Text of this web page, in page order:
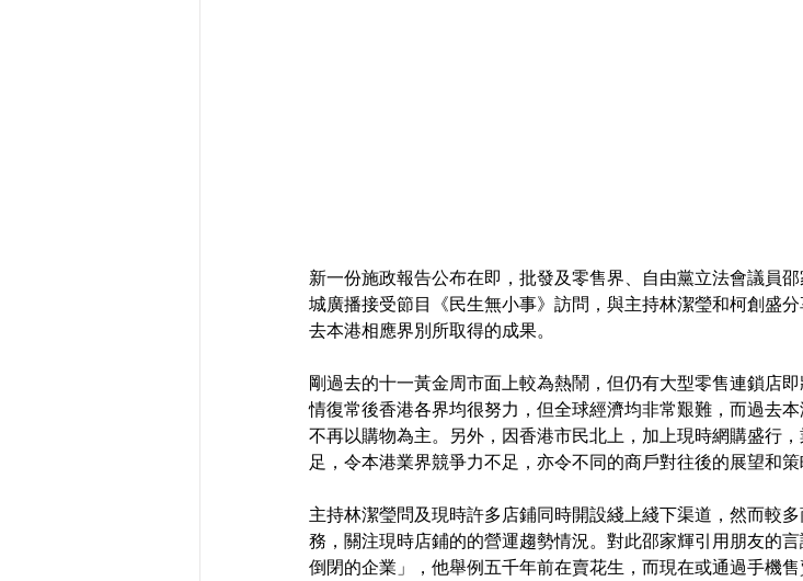
新一份施政報告公布在即，批發及零售界、自由黨立法會議員
城廣播接受節目《民生無小事》訪問，與主持林潔瑩和柯創盛
去本港相應界別所取得的成果。
剛過去的十一黃金周市面上較為熱鬧，但仍有大型零售連鎖店
情復常後香港各界均很努力，但全球經濟均非常艱難，而過去
不再以購物為主。另外，因香港市民北上，加上現時網購盛行
足，令本港業界競爭力不足，亦令不同的商戶對往後的展望和策
主持林潔瑩問及現時許多店鋪同時開設綫上綫下渠道，然而較
務，關注現時店鋪的的營運趨勢情況。對此邵家輝引用朋友的
倒閉的企業」，他舉例五千年前在賣花生，而現在或通過手機